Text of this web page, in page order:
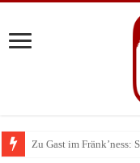
Zu Gast im Fränk’ness:
Warum München